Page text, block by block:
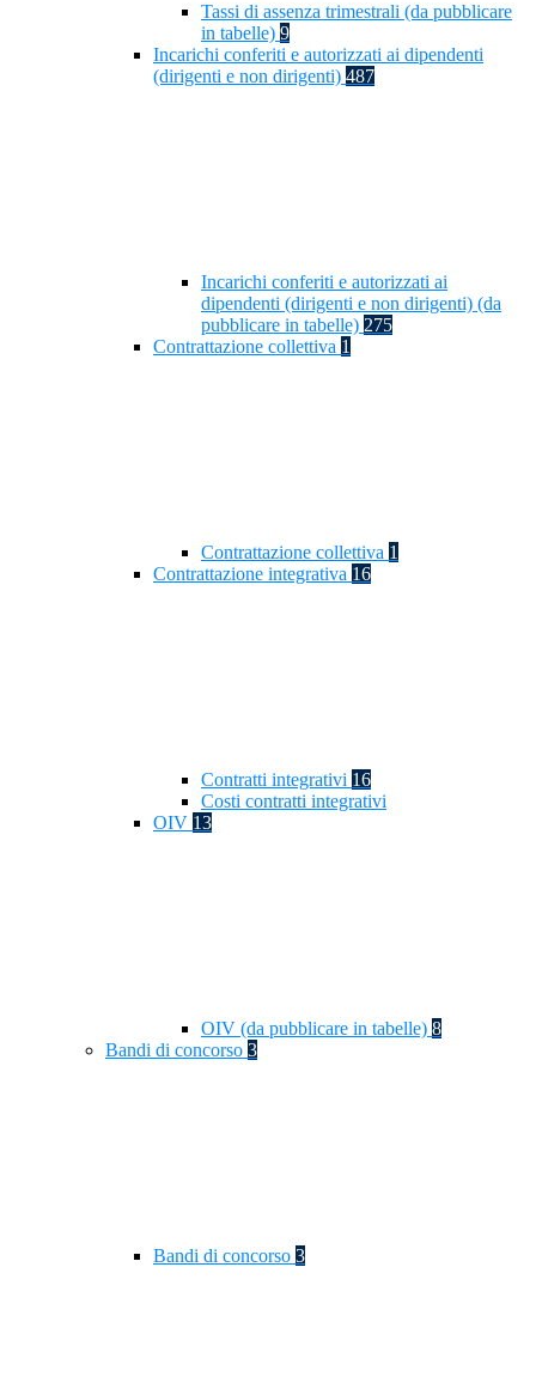
Tassi di assenza trimestrali (da pubblicare
in tabelle) 9
Incarichi conferiti e autorizzati ai dipendenti
(dirigenti e non dirigenti) 487
Incarichi conferiti e autorizzati ai
dipendenti (dirigenti e non dirigenti) (da
pubblicare in tabelle) 275
Contrattazione collettiva 1
Contrattazione collettiva 1
Contrattazione integrativa 16
Contratti integrativi 16
Costi contratti integrativi
OIV 13
OIV (da pubblicare in tabelle) 8
Bandi di concorso 3
Bandi di concorso 3